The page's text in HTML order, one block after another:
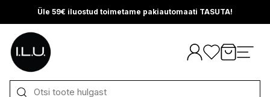
Üle 59€ iluostud toimetame pakiautomaati TASUTA!